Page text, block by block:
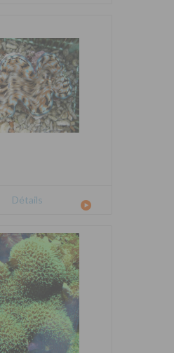
Détails